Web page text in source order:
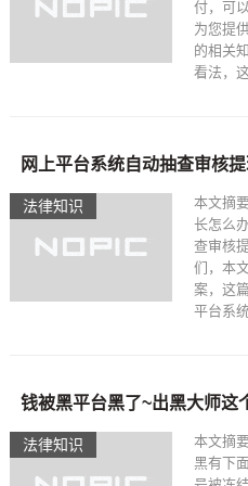
付，可
为您提
的相关
看法，
法律知识
网上平台系统自动抽查审核
本文摘
长怎么
查审核
们，本
案，这
平台系
法律知识
钱被黑平台黑了~出黑大师这
本文摘
黑有下